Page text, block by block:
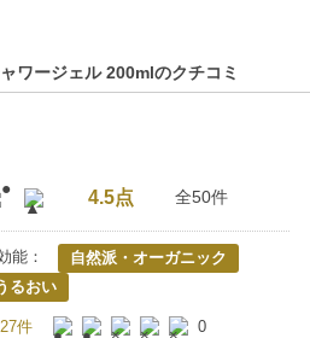
ワージェル 200mlのクチコミ
4.5点 全50件
能：
自然派・オーガニック
るおい
27件
0